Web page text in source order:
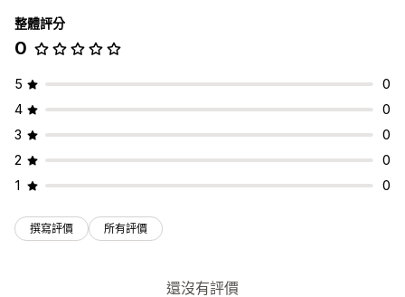
整體評分
0
5
0
4
0
3
0
2
0
1
0
撰寫評價 所有評價
還沒有評價